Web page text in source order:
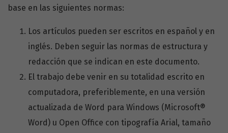
base en las siguientes normas:
Los artículos pueden ser escritos en español y en
inglés. Deben seguir las normas de estructura y
redacción que se indican en este documento.
El trabajo debe venir en su totalidad escrito en
computadora, preferiblemente, en una versión
actualizada de Word para Windows (Microsoft®
Word) u Open Office con tipografía Arial, tamaño